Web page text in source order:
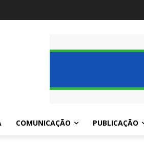
COMUNICAÇÃO PUBLICAÇÃO